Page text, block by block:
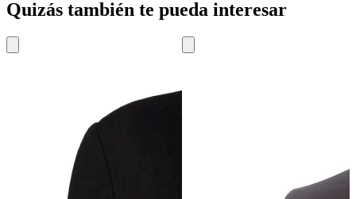
Quizás también te pueda interesar